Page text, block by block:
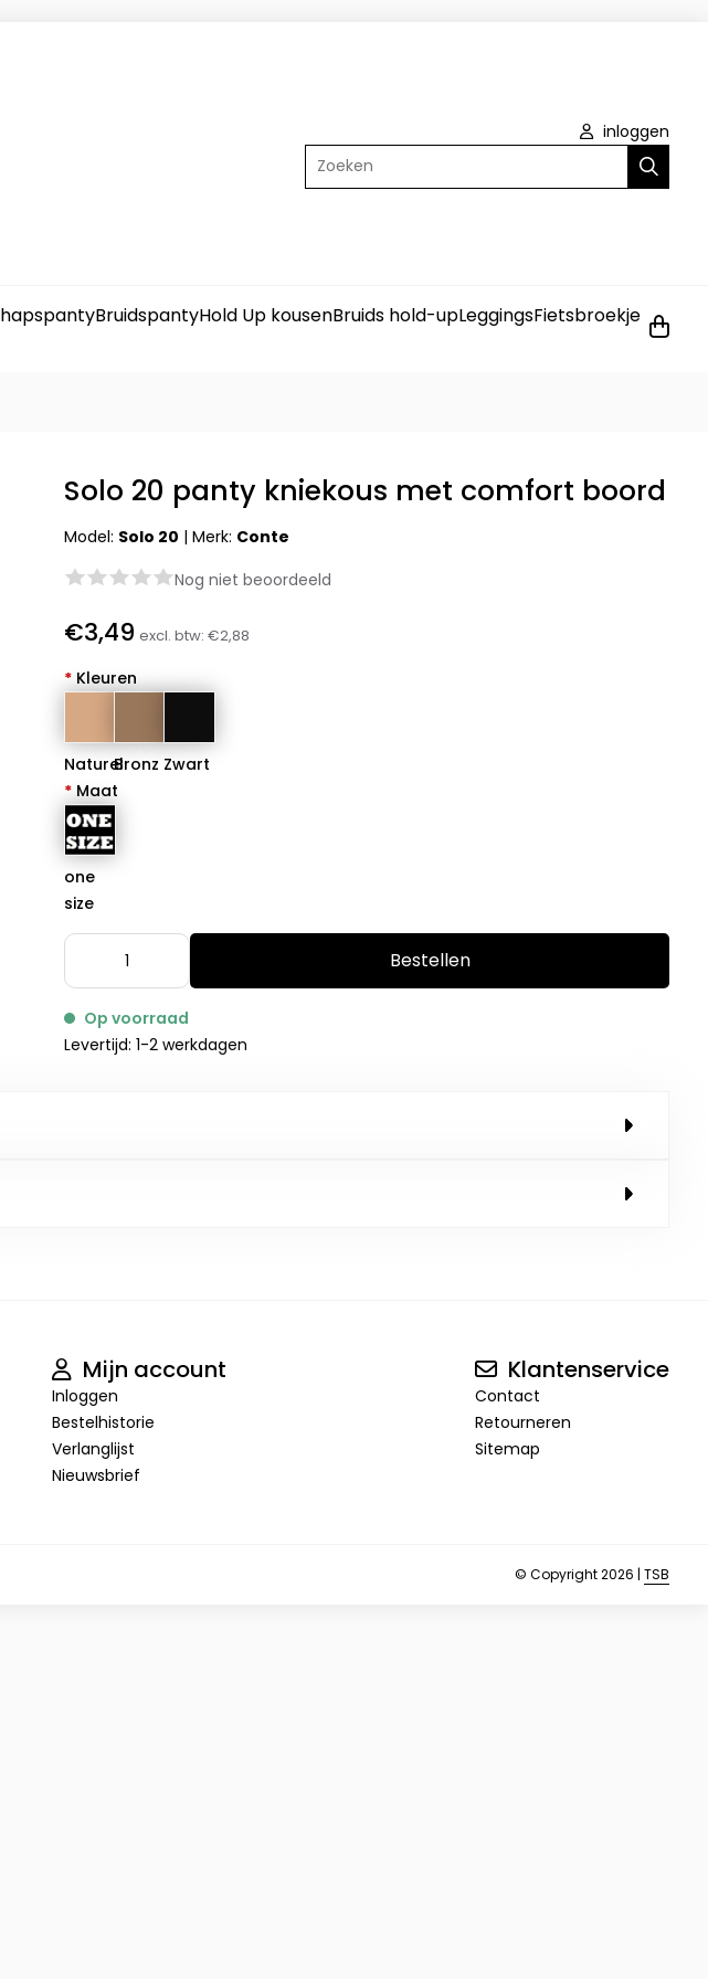
inloggen
Zoeken
BruidspantyHold Up kousenBruids hold-upLeggingsFietsbroekje
Solo 20 panty kniekous met comfort boord
Model: Solo 20 |Merk: Conte
Nog niet beoordeeld
€3,49 excl. btw:€2,88
* Kleuren
NaturelBronz Zwart
* Maat
one
size
Bestellen
Op voorraad
Levertijd: 1-2 werkdagen
Mijn account
Inloggen
Bestelhistorie
Verlanglijst
Nieuwsbrief
Klantenservice
Contact
Retourneren
Sitemap
© Copyright 2026 | TSB